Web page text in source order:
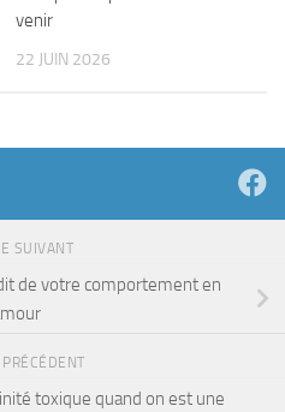
venir
22 JUIN 2026
SUIVANT
de votre comportement en
toxique quand on est une